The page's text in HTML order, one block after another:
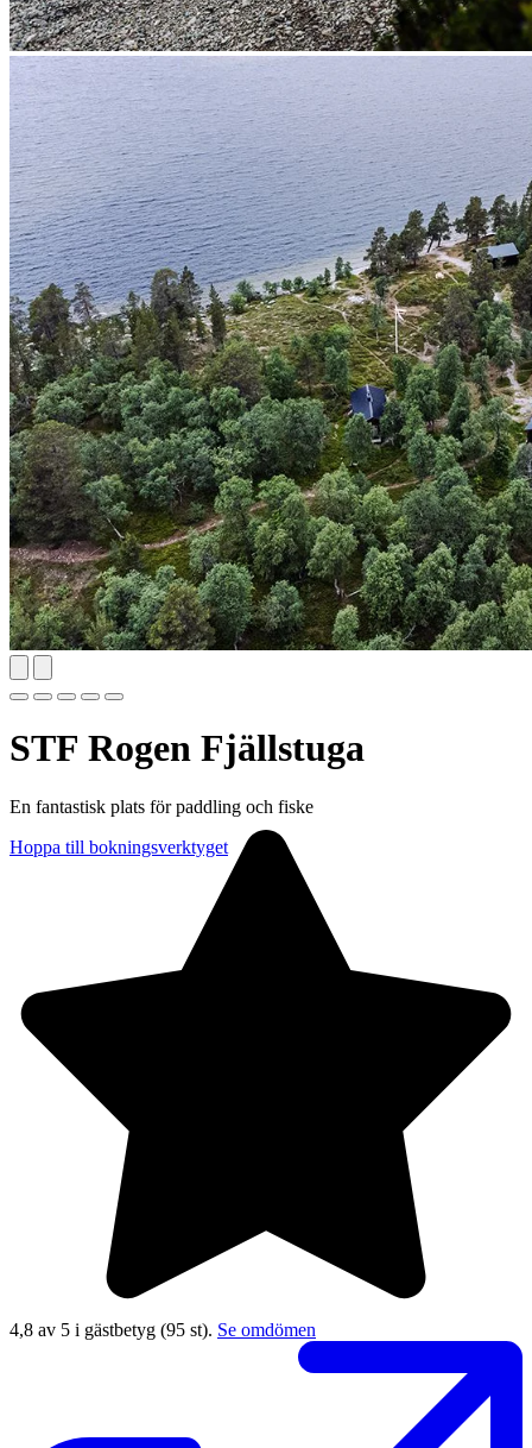
STF Rogen Fjällstuga
En fantastisk plats för paddling och fiske
Hoppa till bokningsverktyget
4,8 av 5 i gästbetyg (95 st). Se omdömen